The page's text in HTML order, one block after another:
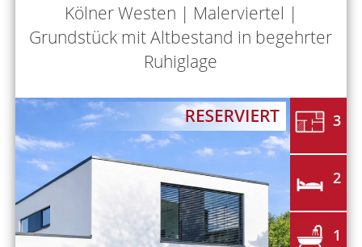
Kölner Westen | Malerviertel |
Grundstück mit Altbestand in begehrter
Ruhiglage
3
2
1